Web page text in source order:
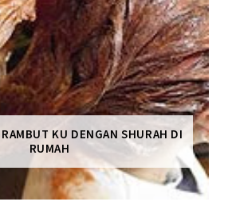
KU DENGAN SHURAH DI
RUMAH